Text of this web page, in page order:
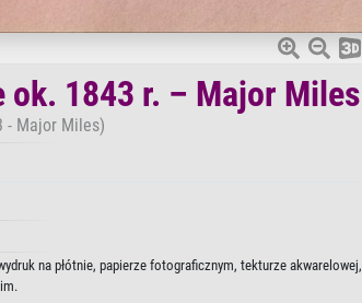
1843 r. – Major Miles
- Major Miles)
na płótnie, papierze fotograficznym, tekturze akwarelowej,